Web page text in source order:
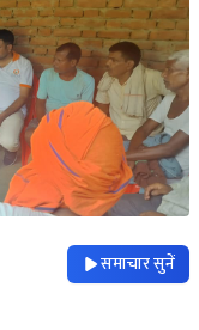
समाचार सुनें